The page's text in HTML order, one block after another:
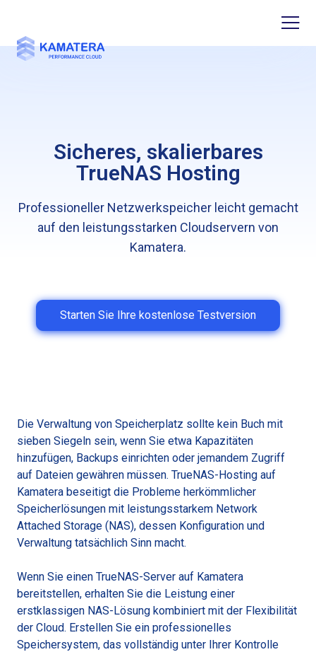
Sicheres, skalierbares
TrueNAS Hosting
Professioneller Netzwerkspeicher leicht gemacht
auf den leistungsstarken Cloudservern von
Kamatera.
Starten Sie Ihre kostenlose Testversion
Die Verwaltung von Speicherplatz sollte kein Buch mit
sieben Siegeln sein, wenn Sie etwa Kapazitäten
hinzufügen, Backups einrichten oder jemandem Zugriff
auf Dateien gewähren müssen. TrueNAS-Hosting auf
Kamatera beseitigt die Probleme herkömmlicher
Speicherlösungen mit leistungsstarkem Network
Attached Storage (NAS), dessen Konfiguration und
Verwaltung tatsächlich Sinn macht.
Wenn Sie einen TrueNAS-Server auf Kamatera
bereitstellen, erhalten Sie die Leistung einer
erstklassigen NAS-Lösung kombiniert mit der Flexibilität
der Cloud. Erstellen Sie ein professionelles
Speichersystem, das vollständig unter Ihrer Kontrolle